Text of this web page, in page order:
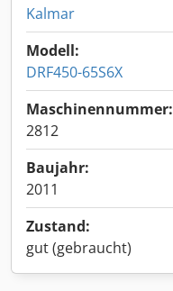
Kalmar
Modell:
DRF450-65S6X
Maschinennummer:
2812
Baujahr:
2011
Zustand:
gut (gebraucht)